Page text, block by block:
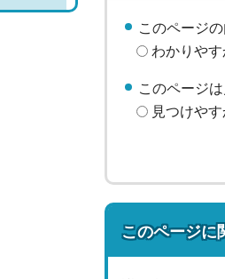
このページ
わかりやす
このページ
見つけや
このページに